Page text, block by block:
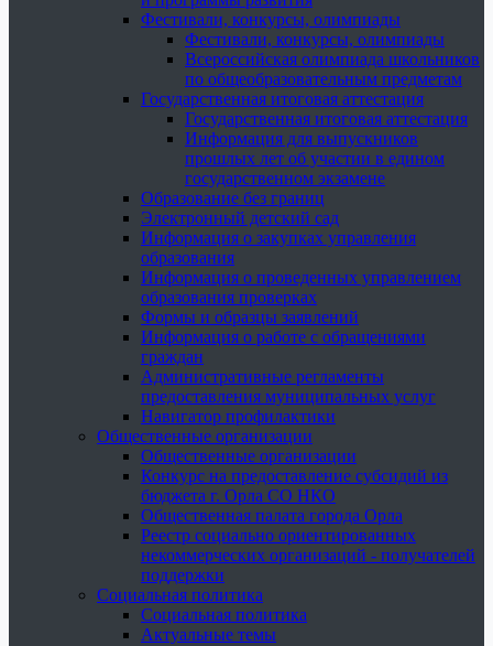
Фестивали, конкурсы, олимпиады
Фестивали, конкурсы, олимпиады
Всероссийская олимпиада школьников
по общеобразовательным предметам
Государственная итоговая аттестация
Государственная итоговая аттестация
Информация для выпускников
прошлых лет об участии в едином
государственном экзамене
Образование без границ
Электронный детский сад
Информация о закупках управления
образования
Информация о проведенных управлением
образования проверках
Формы и образцы заявлений
Информация о работе с обращениями
граждан
Административные регламенты
предоставления муниципальных услуг
Навигатор профилактики
Общественные организации
Общественные организации
Конкурс на предоставление субсидий из
бюджета г. Орла СО НКО
Общественная палата города Орла
Реестр социально ориентированных
некоммерческих организаций - получателей
поддержки
Социальная политика
Социальная политика
Актуальные темы